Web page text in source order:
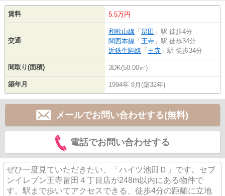
賃料 5.5万円
交通
和歌山線 「 畠田 」駅 徒歩4分
関西本線 「 王寺 」駅 徒歩34分
近鉄生駒線 「 王寺 」駅 徒歩34分
間取り(面積) 3DK(50.00㎡)
築年月 1994年 8月(築32年)
メールでお問い合わせする(無料)
電話でお問い合わせする
ぜひ一度見ていただきたい、「ハイツ池田Ｄ」です。セブ
ンイレブン王寺畠田４丁目店が248m以内にある物件で
す。駅まで歩いてアクセスできる、徒歩4分の距離に立地